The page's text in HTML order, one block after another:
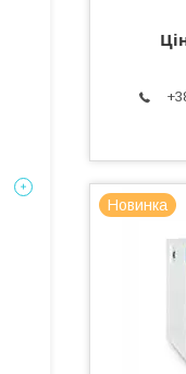
Новинка